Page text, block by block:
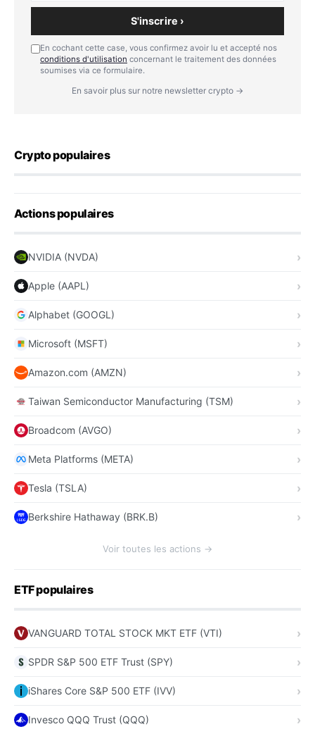
S'inscrire ›
En cochant cette case, vous confirmez avoir lu et accepté nos
conditions d'utilisation concernant le traitement des données
soumises via ce formulaire.
En savoir plus sur notre newsletter crypto →
Crypto populaires
Actions populaires
NVIDIA (NVDA)
Apple (AAPL)
Alphabet (GOOGL)
Microsoft (MSFT)
Amazon.com (AMZN)
Taiwan Semiconductor Manufacturing (TSM)
Broadcom (AVGO)
Meta Platforms (META)
Tesla (TSLA)
Berkshire Hathaway (BRK.B)
Voir toutes les actions →
ETF populaires
VANGUARD TOTAL STOCK MKT ETF (VTI)
SPDR S&P 500 ETF Trust (SPY)
iShares Core S&P 500 ETF (IVV)
Invesco QQQ Trust (QQQ)